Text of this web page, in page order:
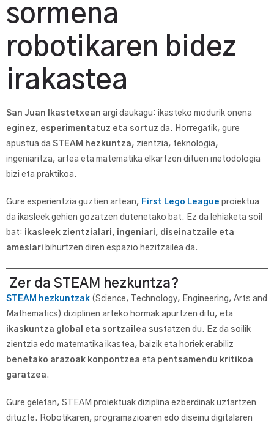
sormena
robotikaren bidez
irakastea
San Juan Ikastetxean argi daukagu: ikasteko modurik onena
eginez, esperimentatuz eta sortuz da. Horregatik, gure
apustua da STEAM hezkuntza, zientzia, teknologia,
ingeniaritza, artea eta matematika elkartzen dituen metodologia
bizi eta praktikoa.
Gure esperientzia guztien artean, First Lego League proiektua
da ikasleek gehien gozatzen dutenetako bat. Ez da lehiaketa soil
bat: ikasleek zientzialari, ingeniari, diseinatzaile eta
ameslari bihurtzen diren espazio hezitzailea da.
Zer da STEAM hezkuntza?
STEAM hezkuntzak (Science, Technology, Engineering, Arts and
Mathematics) diziplinen arteko hormak apurtzen ditu, eta
ikaskuntza global eta sortzailea sustatzen du. Ez da soilik
zientzia edo matematika ikastea, baizik eta horiek erabiliz
benetako arazoak konpontzea eta pentsamendu kritikoa
garatzea.
Gure geletan, STEAM proiektuak diziplina ezberdinak uztartzen
dituzte. Robotikaren, programazioaren edo diseinu digitalaren